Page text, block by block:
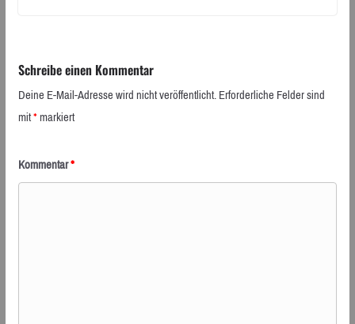
Schreibe einen Kommentar
Deine E-Mail-Adresse wird nicht veröffentlicht.Erforderliche Felder sind
mit*markiert
Kommentar*